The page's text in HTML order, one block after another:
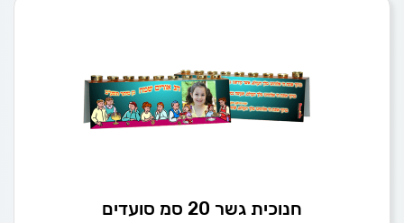
חנוכית גשר 20 סמ סועדים